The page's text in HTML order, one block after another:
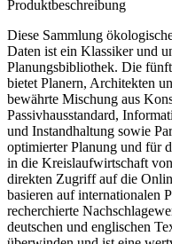
Produktbeschreibung
Diese Sammlung
Daten ist ein Klassiker und
Planungsbibliothek. Die
bietet Planern, Architekten
bewährte Mischung aus
Passivhausstandard,
und Instandhaltung sowie
optimierter Planung und für
in die Kreislaufwirtschaft
direkten Zugriff auf die
basieren auf internationalen
recherchierte
deutschen und englischen